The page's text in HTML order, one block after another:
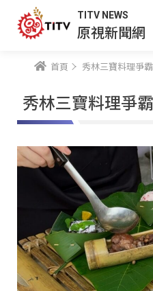
TITV NEWS
原視新聞網
首頁 秀林三寶料理爭
秀林三寶料理爭